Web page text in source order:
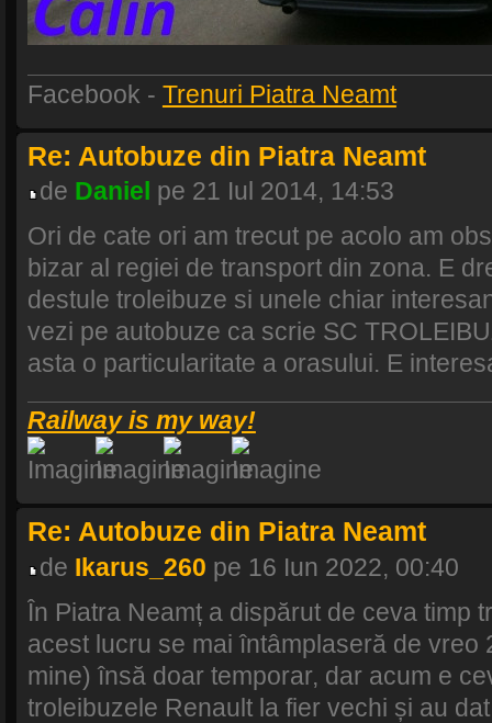
Facebook - Trenuri Piatra Neamt
Re: Autobuze din Piatra Neamt
de Daniel pe 21 Iul 2014, 14:53
Ori de cate ori am trecut pe acolo am
bizar al regiei de transport din zona. E
destule troleibuze si unele chiar
vezi pe autobuze ca scrie SC
asta o particularitate a orasului. E
Railway is my way!
Re: Autobuze din Piatra Neamt
de Ikarus_260 pe 16 Iun 2022, 00:40
În Piatra Neamț a dispărut de ceva timp
acest lucru se mai întâmplaseră de vreo
mine) însă doar temporar, dar acum e
troleibuzele Renault la fier vechi și au